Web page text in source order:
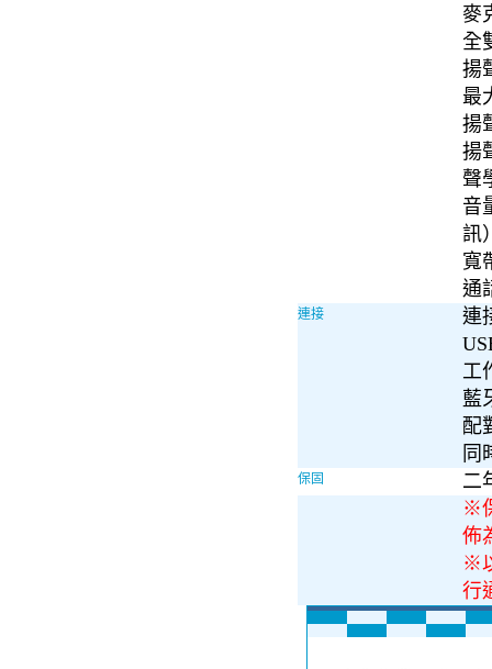
麥
全
揚
最
揚
揚
聲
音
訊
寬
通
連接
連
工
藍
配
同
保固
二
※
佈
※
行